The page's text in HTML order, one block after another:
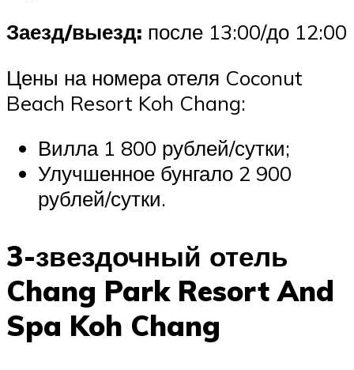
Заезд/выезд: после 13:00/до 12:00
Цены на номера отеля Coconut
Beach Resort Koh Chang:
Вилла 1 800 рублей/сутки;
Улучшенное бунгало 2 900
рублей/сутки.
3-звездочный отель
Chang Park Resort And
Spa Koh Chang